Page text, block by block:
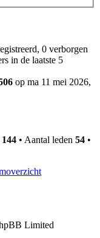
0 verborgen
in de laatste 5
op ma 11 mei 2026,
144 • Aantal leden 54 •
Limited